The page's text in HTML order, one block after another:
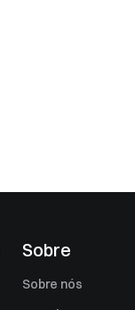
Sobre
Sobre nós